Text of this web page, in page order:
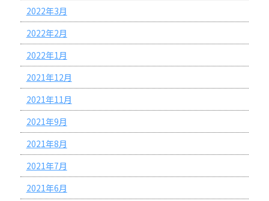
2022年3月
2022年2月
2022年1月
2021年12月
2021年11月
2021年9月
2021年8月
2021年7月
2021年6月